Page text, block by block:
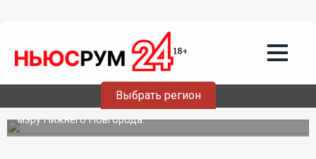
Выбрать регион
04.04.201918:56
Поселки Гнилицы, Нагулино и Стригино
переведены в зону ИЖС
Решение принято после обращения жителей поселков к
мэру Нижнего Новгорода.